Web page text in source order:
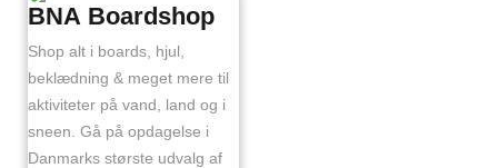
BNA Boardshop
Shop alt i boards, hjul,
beklædning & meget mere til
aktiviteter på vand, land og i
sneen. Gå på opdagelse i
Danmarks største udvalg af